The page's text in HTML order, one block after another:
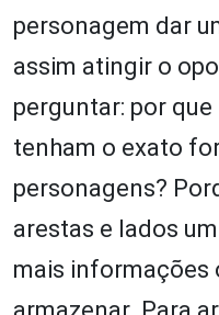
personagem dar
assim atingir o
perguntar: por
tenham o exato
personagens?
arestas e lados
mais informações